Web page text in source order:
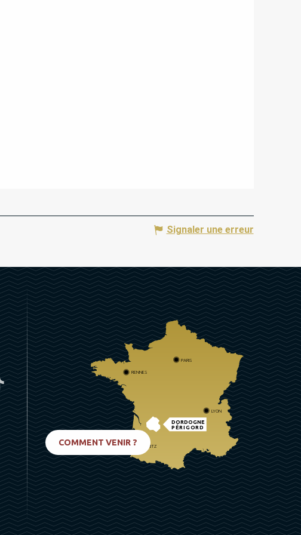
Signaler une erreur
DORDOGNE
PÉRIGORD
PARIS
RENNES
LYON
BIARRITZ
COMMENT VENIR ?